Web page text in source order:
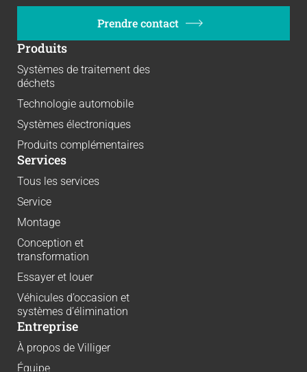
Prendre contact
Produits
Systèmes de traitement des
déchets
Technologie automobile
Systèmes électroniques
Produits complémentaires
Services
Tous les services
Service
Montage
Conception et
transformation
Essayer et louer
Véhicules d’occasion et
systèmes d’élimination
Entreprise
À propos de Villiger
Équipe